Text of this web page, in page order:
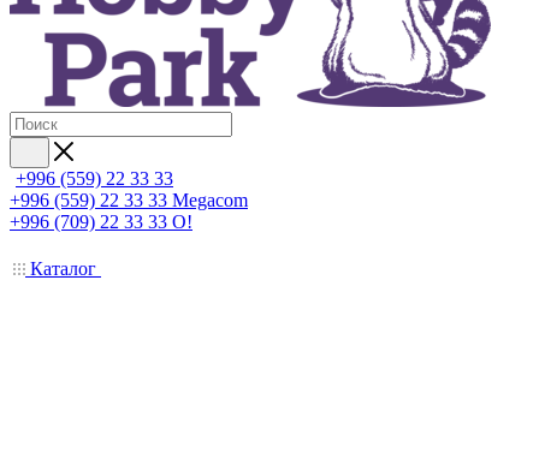
+996 (559) 22 33 33
+996 (559) 22 33 33 Megacom
+996 (709) 22 33 33 O!
Каталог